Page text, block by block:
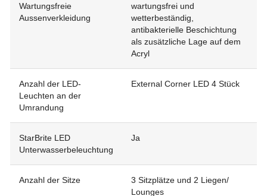
Wartungsfreie
Aussenverkleidung
wartungsfrei und
wetterbeständig,
antibakterielle Beschichtung
als zusätzliche Lage auf dem
Acryl
Anzahl der LED-
Leuchten an der
Umrandung
External Corner LED 4 Stück
StarBrite LED
Unterwasserbeleuchtung
Ja
Anzahl der Sitze
3 Sitzplätze und 2 Liegen/
Lounges